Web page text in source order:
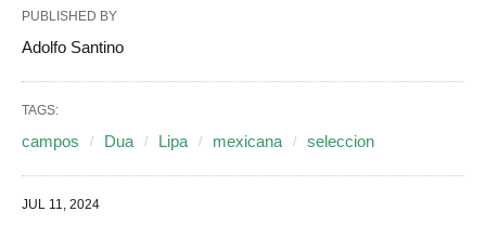
PUBLISHED BY
Adolfo Santino
TAGS:
campos Dua Lipa mexicana seleccion
JUL 11, 2024